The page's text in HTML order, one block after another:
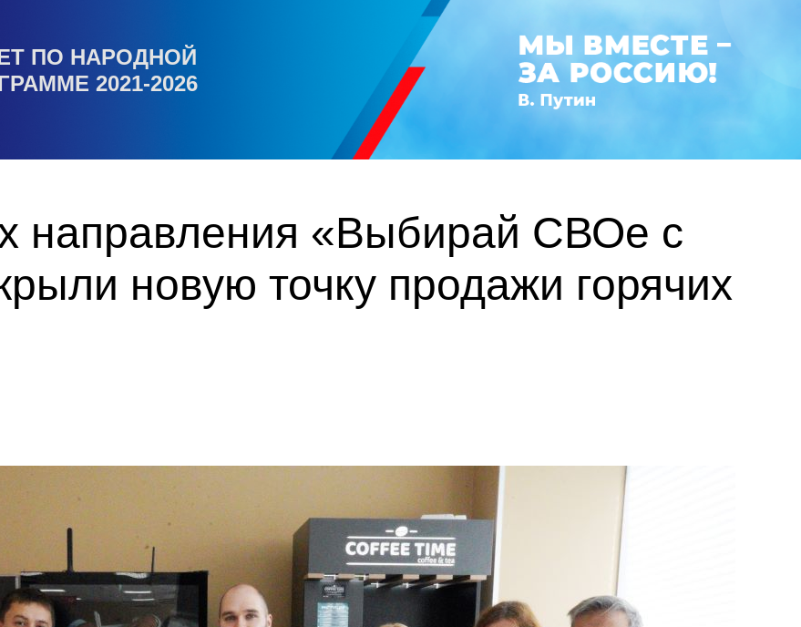
ПО НАРОДНОЙ
2021-2026
направления «Выбирай СВОе с
новую точку продажи горячих